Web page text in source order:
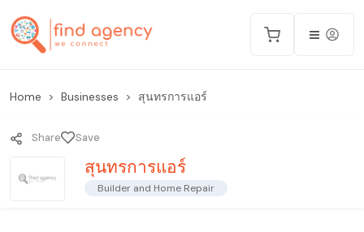
Home Businesses สุนทรการแอร์
Share Save
สุนทรการแอร์
Builder and Home Repair